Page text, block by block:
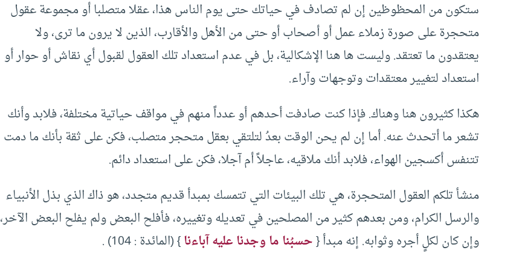
ستكون من المحظوظين إن لم تصادف في حياتك حتى يوم الناس هذا، عقلا متصلبا أو مجموعة عقول
متحجرة على صورة زملاء عمل أو أصحاب أو حتى من الأهل والأقارب، الذين لا يرون ما ترى، ولا
يعتقدون ما تعتقد. وليست ها هنا الإشكالية، بل في عدم استعداد تلك العقول لقبول أي نقاش أو حوار أو
استعداد لتغيير معتقدات وتوجهات وآراء.
هكذا كثيرون هنا وهناك. فإذا كنت صادفت أحدهم أو عدداً منهم في مواقف حياتية مختلفة، فلابد وأنك
تشعر ما أتحدث عنه. أما إن لم يحن الوقت بعدُ لتلتقي بعقل متحجر متصلب، فكن على ثقة بأنك ما دمت
تتنفس أكسجين الهواء، فلابد أنك ملاقيه، عاجلاً أم آجلا، فكن على استعداد دائم.
منشأ تلكم العقول المتحجرة، هي تلك البيئات التي تتمسك بمبدأ قديم متجدد، هو ذاك الذي بذل الأنبياء
والرسل الكرام، ومن بعدهم كثير من المصلحين في تعديله وتغييره، فأفلح البعض ولم يفلح البعض الآخر،
وإن كان لكلٍ أجره وثوابه. إنه مبدأ {حسبُنا ما وجدنا عليه آباءنا} (المائدة : 104) .